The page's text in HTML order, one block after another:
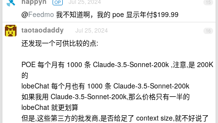
15
OP
@Feedmo 我不知道啊，我的 poe 显示年付$199.99
16
taotaodaddy Jul 25, 2024
还发现一个可供比较的点:
POE 每个月有 1000 条 Claude-3.5-Sonnet-200k ,注意,是 200K
的
lobeChat 每个月也有 1000 条 Claude-3.5-Sonnet-200k
如果我用 Claude-3.5-Sonnet-200k,那么价格只有一半的
lobeChat 就更划算
但是,这些第三方的批发商,是否给足了 context size,就不好说了